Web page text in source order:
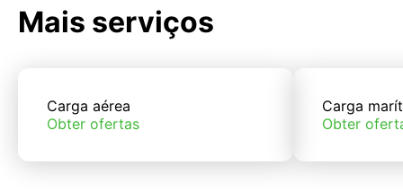
Mais serviços
Carga aérea
Obter ofertas
Carga
Obter